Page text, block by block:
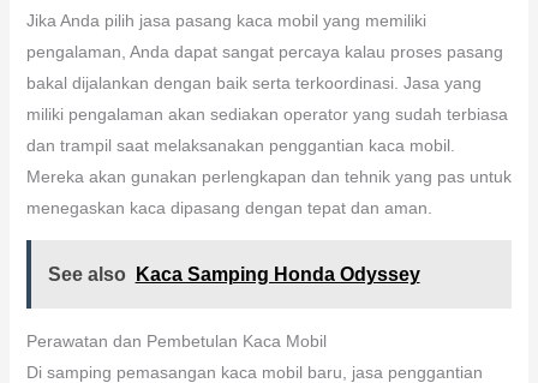
Jika Anda pilih jasa pasang kaca mobil yang memiliki
pengalaman, Anda dapat sangat percaya kalau proses pasang
bakal dijalankan dengan baik serta terkoordinasi. Jasa yang
miliki pengalaman akan sediakan operator yang sudah terbiasa
dan trampil saat melaksanakan penggantian kaca mobil.
Mereka akan gunakan perlengkapan dan tehnik yang pas untuk
menegaskan kaca dipasang dengan tepat dan aman.
See also Kaca Samping Honda Odyssey
Perawatan dan Pembetulan Kaca Mobil
Di samping pemasangan kaca mobil baru, jasa penggantian